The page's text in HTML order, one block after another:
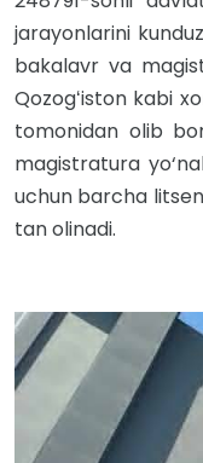
jarayonlarini
bakalavr va
Qozogʻiston kabi
tomonidan olib
magistratura
uchun barcha
tan olinadi.